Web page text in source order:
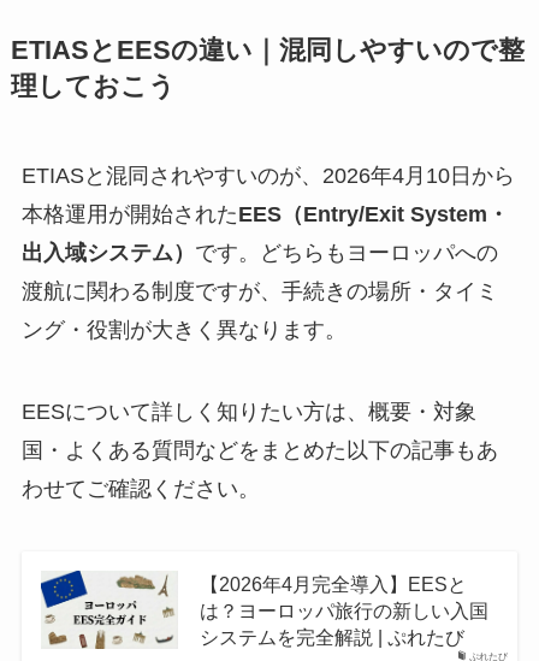
ETIASとEESの違い｜混同しやすいので整
理しておこう
ETIASと混同されやすいのが、2026年4月10日から
本格運用が開始されたEES（Entry/Exit System・
出入域システム） です。どちらもヨーロッパへの
渡航に関わる制度ですが、手続きの場所・タイミ
ング・役割が大きく異なります。
EESについて詳しく知りたい方は、概要・対象
国・よくある質問などをまとめた以下の記事もあ
わせてご確認ください。
ぷれたび
【2026年4月完全導入】EESと
は？ヨーロッパ旅行の新しい入国
システムを完全解説 | ぷれたび